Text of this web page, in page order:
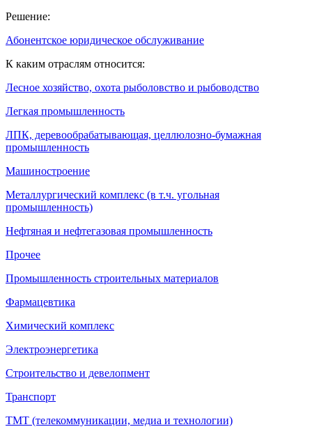
Решение:
Абонентское юридическое обслуживание
К каким отраслям относится:
Лесное хозяйство, охота рыболовство и рыбоводство
Легкая промышленность
ЛПК, деревообрабатывающая, целлюлозно-бумажная
промышленность
Машиностроение
Металлургический комплекс (в т.ч. угольная
промышленность)
Нефтяная и нефтегазовая промышленность
Прочее
Промышленность строительных материалов
Фармацевтика
Химический комплекс
Электроэнергетика
Строительство и девелопмент
Транспорт
ТМТ (телекоммуникации, медиа и технологии)